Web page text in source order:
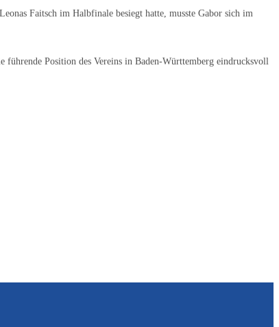
Faitsch im Halbfinale besiegt hatte, musste Gabor sich im
Position des Vereins in Baden-Württemberg eindrucksvoll